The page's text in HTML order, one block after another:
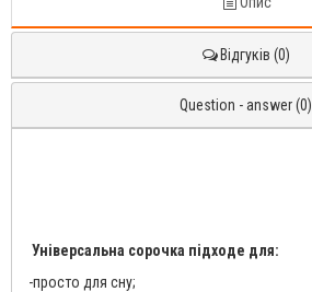
Відгуків (0)
Question - answer (0)
Універсальна сорочка підходе для:
-просто для сну;